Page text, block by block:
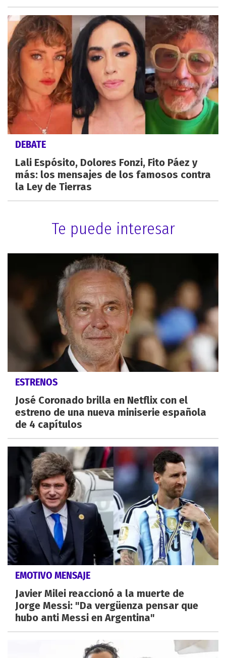
DEBATE
Lali Espósito, Dolores Fonzi, Fito Páez y
más: los mensajes de los famosos contra
la Ley de Tierras
Te puede interesar
ESTRENOS
José Coronado brilla en Netflix con el
estreno de una nueva miniserie española
de 4 capítulos
EMOTIVO MENSAJE
Javier Milei reaccionó a la muerte de
Jorge Messi: "Da vergüenza pensar que
hubo anti Messi en Argentina"